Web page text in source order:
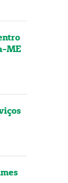
ME